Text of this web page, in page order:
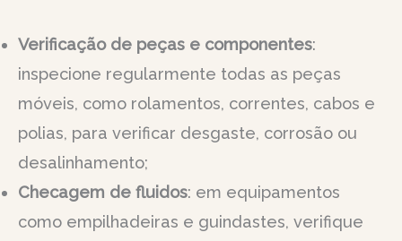
Verificação de peças e componentes:
inspecione regularmente todas as peças
móveis, como rolamentos, correntes, cabos e
polias, para verificar desgaste, corrosão ou
desalinhamento;
Checagem de fluidos: em equipamentos
como empilhadeiras e guindastes, verifique